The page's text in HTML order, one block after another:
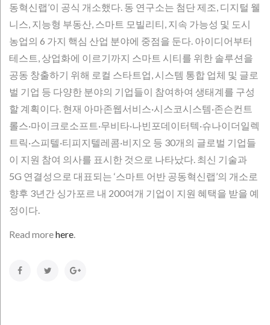
동혁신랩’이 공식 개소했다. 동 연구소는 첨단 제조, 디지털 웰
니스, 지능형 부동산, 스마트 모빌리티, 지속 가능성 및 도시
농업의 6 가지 핵심 산업 분야에 중점을 둔다. 아이디어부터
테스트, 상업화에 이르기까지 스마트 시티를 위한 솔루션을
공동 창출하기 위해 로컬 스타트업, 시스템 통합 업체 및 글로
벌 기업 등 다양한 분야의 기업들이 참여하여 생태계를 구성
할 계획이다. 현재 아마존웹서비스·시스코시스템·존슨컨트
롤스·마이크로소프트·무비타·나빈포데이터텍·슈나이더일렉
트릭·스피텔·티피지텔레콤·비지오 등 30개의 글로벌 기업들
이 지원 참여 의사를 표시한 것으로 나타났다. 최신 기술과
5G 연결성으로 대표되는 ‘스마트 어반 공동혁신랩’의 개소로
향후 3년간 싱가포르 내 200여개 기업이 지원 혜택을 받을 예
정이다.
Read morehere.
FacebookTwitterGoogle+